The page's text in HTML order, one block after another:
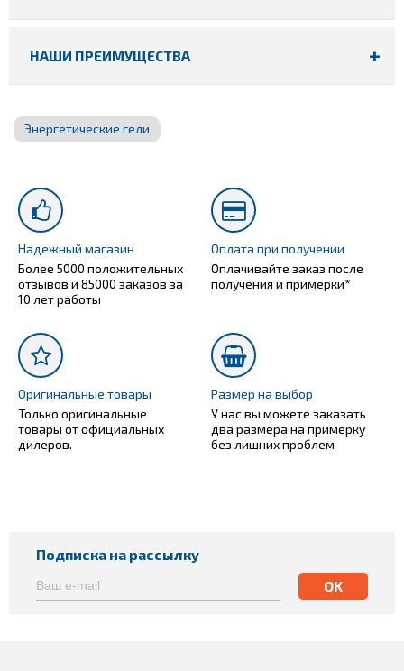
НАШИ ПРЕИМУЩЕСТВА
Энергетические гели
Надежный магазин
Более 5000 положительных
отзывов и 85000 заказов за
10 лет работы
Оплата при получении
Оплачивайте заказ после
получения и примерки*
Оригинальные товары
Только оригинальные
товары от официальных
дилеров.
Размер на выбор
У нас вы можете заказать
два размера на примерку
без лишних проблем
Подписка на рассылку